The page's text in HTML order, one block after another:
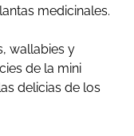
medicinales.
wallabies y
de la mini
delicias de los